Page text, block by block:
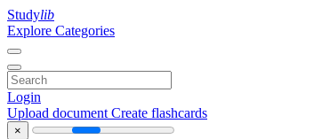
Studylib
Explore Categories
Login
Upload document Create flashcards
×